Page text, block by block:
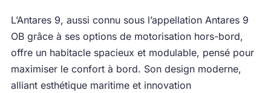
L’Antares 9, aussi connu sous l’appellation Antares 9
OB grâce à ses options de motorisation hors-bord,
offre un habitacle spacieux et modulable, pensé pour
maximiser le confort à bord. Son design moderne,
alliant esthétique maritime et innovation